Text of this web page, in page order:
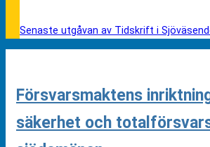
Senaste utgåvan av Tidskrift i
Försvarsmaktens
säkerhet och